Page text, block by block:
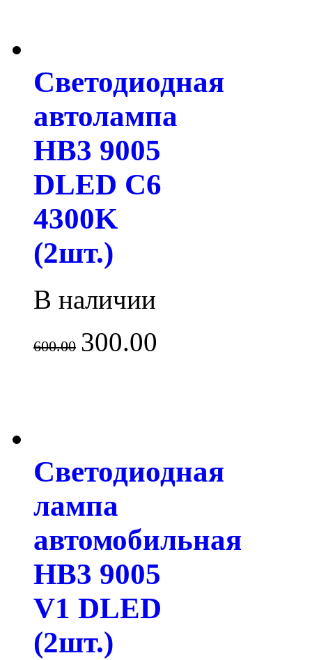
Светодиодная
автолампа
HB3 9005
DLED C6
4300K
(2шт.)
В наличии
600.00 300.00
Светодиодная
лампа
автомобильная
HB3 9005
V1 DLED
(2шт.)